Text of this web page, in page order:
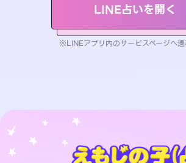
LINE占いを開く
※LINEアプリ内のサービスページへ